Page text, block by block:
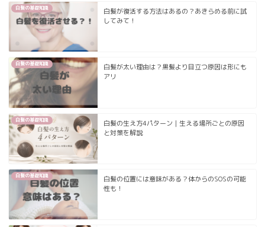
白髪の基礎知識
白髪が復活する方法はあるの？あきらめる前に試
してみて！
白髪の基礎知識
白髪が太い理由は？黒髪より目立つ原因は形にも
アリ
白髪の基礎知識
白髪の生え方4パターン｜生える場所ごとの原因
と対策を解説
白髪の基礎知識
白髪の位置には意味がある？体からのSOSの可能
性も！